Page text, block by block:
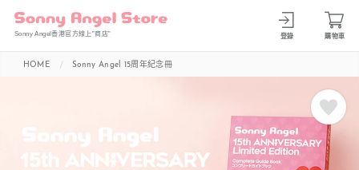
Sonny Angel香港官方線上”商店” 登錄 購物車
HOME Sonny Angel 15周年紀念冊